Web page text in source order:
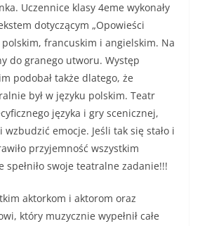
Uczennice klasy 4eme wykonały
dotyczącym „Opowieści
francuskim i angielskim. Na
do granego utworu. Występ
podobał także dlatego, że
był w języku polskim. Teatr
języka i gry scenicznej,
emocje. Jeśli tak się stało i
przyjemność wszystkim
spełniło swoje teatralne zadanie!!!
aktorkom i aktorom oraz
który muzycznie wypełnił całe